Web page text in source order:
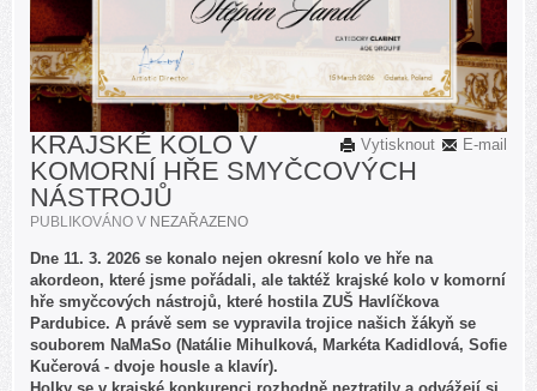
E-mail
Vytisknout
KRAJSKÉ KOLO V
KOMORNÍ HŘE SMYČCOVÝCH
NÁSTROJŮ
PUBLIKOVÁNO V NEZAŘAZENO
Dne 11. 3. 2026 se konalo nejen okresní kolo ve hře na
akordeon, které jsme pořádali, ale taktéž krajské kolo v komorní
hře smyčcových nástrojů, které hostila ZUŠ Havlíčkova
Pardubice. A právě sem se vypravila trojice našich žákyň se
souborem NaMaSo (Natálie Mihulková, Markéta Kadidlová, Sofie
Kučerová - dvoje housle a klavír).